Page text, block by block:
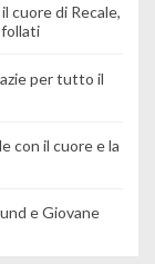
cuore di Recale,
per tutto il
con il cuore e la
e Giovane